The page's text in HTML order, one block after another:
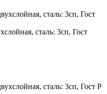
сталь: 3сп, Гост